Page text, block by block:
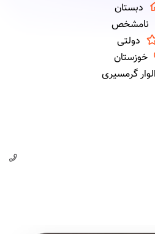
دبستان
نامشخص
دولتی
خوزستان
الوار گرمسیری